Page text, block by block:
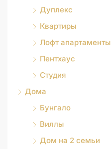
Дуплекс
Квартиры
Лофт апартаменты
Пентхаус
Студия
Дома
Бунгало
Виллы
Дом на 2 семьи